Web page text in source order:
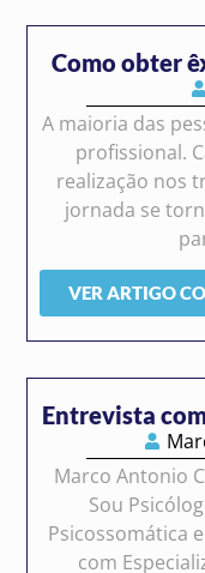
Como obter
A maioria das
profissional.
realização nos
jornada se
VER ARTIGO
Entrevista
Marco Antonio
Sou
Psicossomática
com